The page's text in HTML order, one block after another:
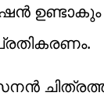
ഉണ്ടാകും